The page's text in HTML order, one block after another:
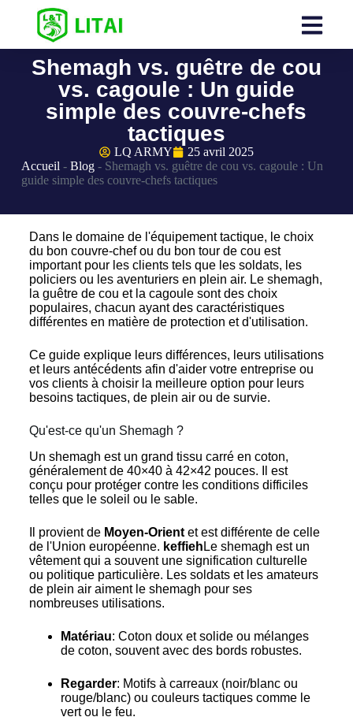
Shemagh vs. guêtre de cou
vs. cagoule : Un guide
simple des couvre-chefs
tactiques
LQ ARMY
25 avril 2025
Accueil - Blog- Shemagh vs. guêtre de cou vs. cagoule : Un
guide simple des couvre-chefs tactiques
Dans le domaine de l'équipement tactique, le choix
du bon couvre-chef ou du bon tour de cou est
important pour les clients tels que les soldats, les
policiers ou les aventuriers en plein air. Le shemagh,
la guêtre de cou et la cagoule sont des choix
populaires, chacun ayant des caractéristiques
différentes en matière de protection et d'utilisation.
Ce guide explique leurs différences, leurs utilisations
et leurs antécédents afin d'aider votre entreprise ou
vos clients à choisir la meilleure option pour leurs
besoins tactiques, de plein air ou de survie.
Qu'est-ce qu'un Shemagh ?
Un shemagh est un grand tissu carré en coton,
généralement de 40×40 à 42×42 pouces. Il est
conçu pour protéger contre les conditions difficiles
telles que le soleil ou le sable.
Il provient de Moyen-Orientet est différente de celle
de l'Union européenne. keffieh Le shemagh est un
vêtement qui a souvent une signification culturelle
ou politique particulière. Les soldats et les amateurs
de plein air aiment le shemagh pour ses
nombreuses utilisations.
Matériau: Coton doux et solide ou mélanges
de coton, souvent avec des bords robustes.
Regarder: Motifs à carreaux (noir/blanc ou
rouge/blanc) ou couleurs tactiques comme le
vert ou le feu.